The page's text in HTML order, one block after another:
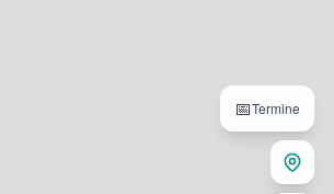
📅Termine